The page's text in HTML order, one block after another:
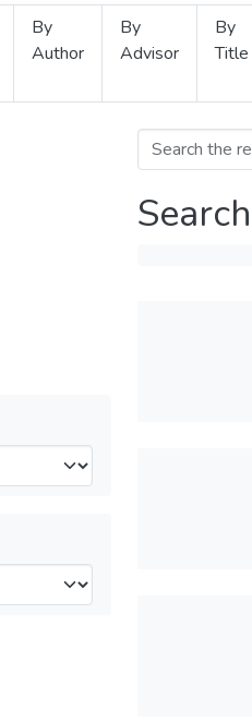
By
Author
By
Advisor
By
Title